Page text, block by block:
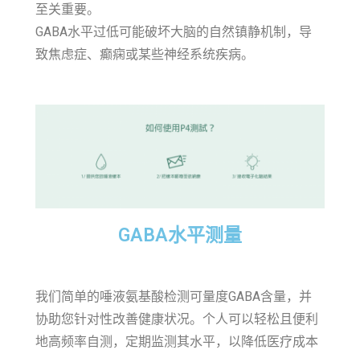
至关重要。
GABA水平过低可能破坏大脑的自然镇静机制，导
致焦虑症、癫痫或某些神经系统疾病。
GABA水平测量​
我们简单的唾液氨基酸检测可量度GABA含量，并
协助您针对性改善健康状况。个人可以轻松且便利
地高频率自测，定期监测其水平，以降低医疗成本